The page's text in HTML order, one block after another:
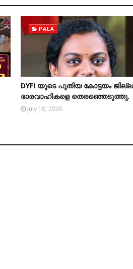
PALA
DYFI യുടെ പുതിയ കോട്ടയം
ഭാരവാഹികളെ തെരഞ്ഞെടുത്തു.
July 10, 2026